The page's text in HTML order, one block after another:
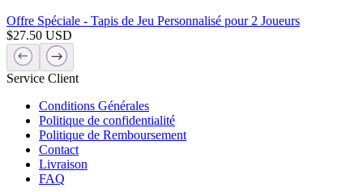
Offre Spéciale - Tapis de Jeu Personnalisé pour 2 Joueurs
$27.50 USD
Service Client
Conditions Générales
Politique de confidentialité
Politique de Remboursement
Contact
Livraison
FAQ